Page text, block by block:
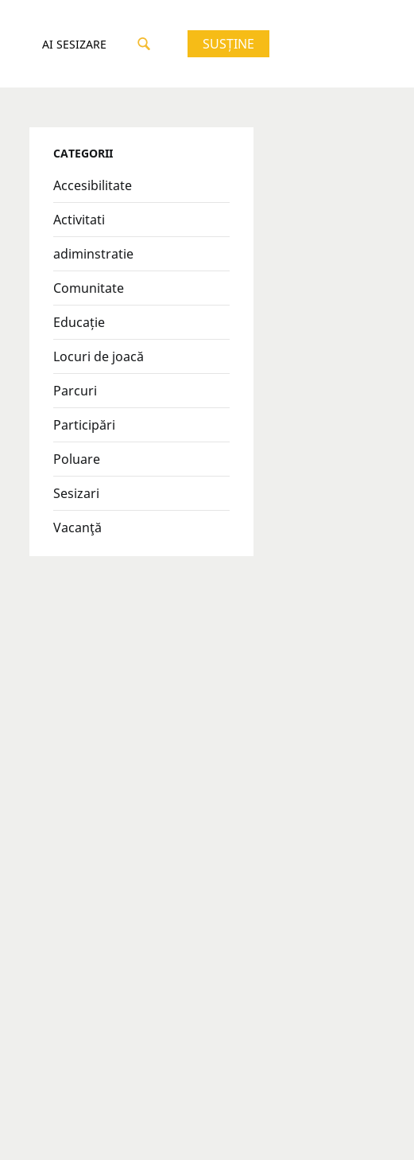
AI SESIZARE SUSȚINE
CATEGORII
Accesibilitate
Activitati
adiminstratie
Comunitate
Educație
Locuri de joacă
Parcuri
Participări
Poluare
Sesizari
Vacanţă